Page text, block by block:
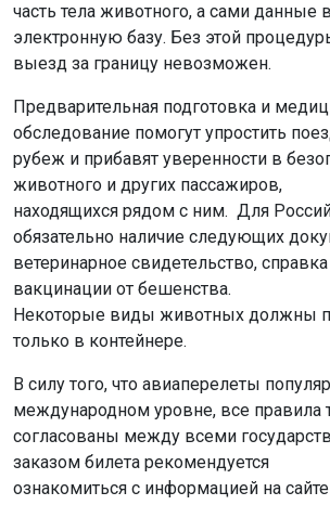
часть тела животного, а сами данные
электронную базу. Без этой
выезд за границу невозможен.
Предварительная подготовка и
обследование помогут упростить
рубеж и прибавят уверенности в
животного и других пассажиров,
находящихся рядом с ним. Для
обязательно наличие следующих
ветеринарное свидетельство,
вакцинации от бешенства.
Некоторые виды животных должны
только в контейнере.
В силу того, что авиаперелеты
международном уровне, все правила
согласованы между всеми
заказом билета рекомендуется
ознакомиться с информацией на